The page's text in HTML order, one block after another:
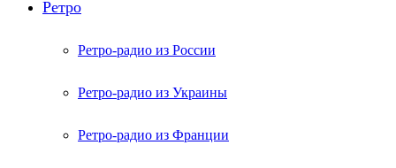
Ретро
Ретро-радио из России
Ретро-радио из Украины
Ретро-радио из Франции